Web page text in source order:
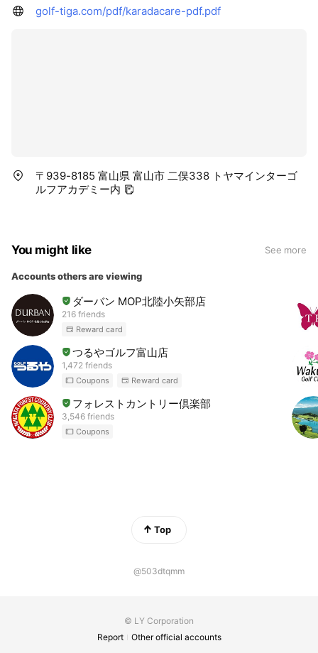
golf-tiga.com/pdf/karadacare-pdf.pdf
〒939-8185 富山県 富山市 二俣338 トヤマインターゴ
ルフアカデミー内
You might like See more
Accounts others are viewing
ダーバン MOP北陸小矢部店
216 friends
Reward card
つるやゴルフ富山店
1,472 friends
Coupons Reward card
フォレストカントリー倶楽部
3,546 friends
Coupons
Top
@503dtqmm
© LY Corporation
Report
Other official accounts